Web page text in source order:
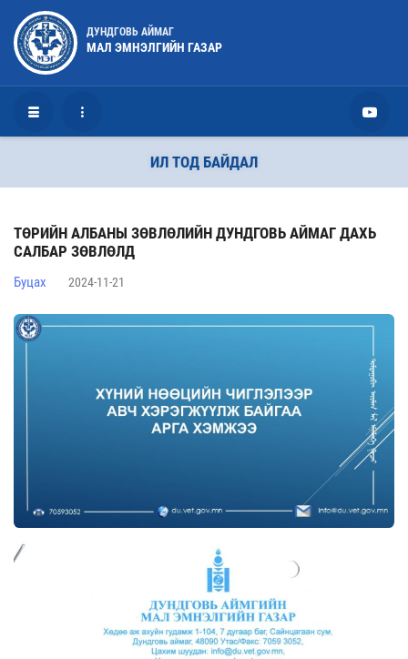
ДУНДГОВЬ АЙМАГ
МАЛ ЭМНЭЛГИЙН ГАЗАР
ИЛ ТОД БАЙДАЛ
ТӨРИЙН АЛБАНЫ ЗӨВЛӨЛИЙН ДУНДГОВЬ АЙМАГ ДАХЬ
САЛБАР ЗӨВЛӨЛД
Буцах 2024-11-21